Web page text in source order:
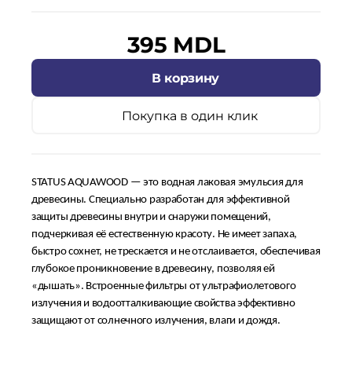
395 MDL
В корзину
Покупка в один клик
STATUS AQUAWOOD — это водная лаковая эмульсия для
древесины. Специально разработан для эффективной
защиты древесины внутри и снаружи помещений,
подчеркивая её естественную красоту. Не имеет запаха,
быстро сохнет, не трескается и не отслаивается, обеспечивая
глубокое проникновение в древесину, позволяя ей
«дышать». Встроенные фильтры от ультрафиолетового
излучения и водоотталкивающие свойства эффективно
защищают от солнечного излучения, влаги и дождя.